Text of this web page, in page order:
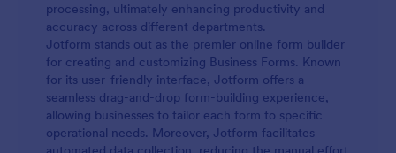
processing, ultimately enhancing productivity and
accuracy across different departments.
Jotform stands out as the premier online form builder
for creating and customizing Business Forms. Known
for its user-friendly interface, Jotform offers a
seamless drag-and-drop form-building experience,
allowing businesses to tailor each form to specific
operational needs. Moreover, Jotform facilitates